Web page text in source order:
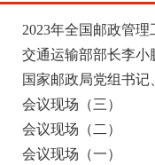
2023年全国邮政管
交通运输部部长李小
国家邮政局党组书
会议现场（三）
会议现场（二）
会议现场（一）